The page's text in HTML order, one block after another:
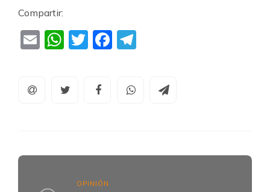
Compartir:
EmailWhatsApp
TwitterFacebook
OPINIÓN